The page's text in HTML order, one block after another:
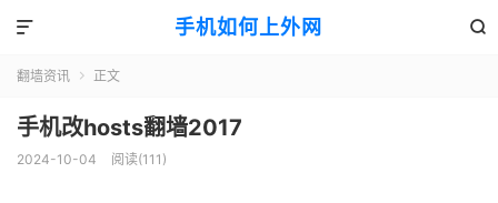
手机如何上外网 

翻墙资讯  正文
手机改hosts翻墙2017
2024-10-04 阅读(111)